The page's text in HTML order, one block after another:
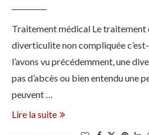
Traitement médical Le traitement
diverticulite non compliquée
l’avons vu précédemment, une
pas d’abcès ou bien entendu une
peuvent …
Lire la suite